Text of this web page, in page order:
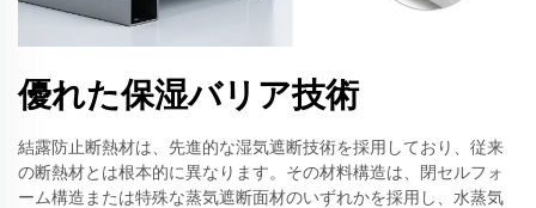
優れた保湿バリア技術
結露防止断熱材は、先進的な湿気遮断技術を採用しており、従来
の断熱材とは根本的に異なります。その材料構造は、閉セルフォ
ーム構造または特殊な蒸気遮断面材のいずれかを採用し、水蒸気